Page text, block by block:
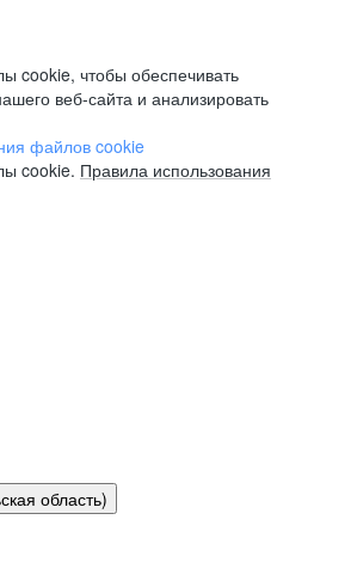
cookie, чтобы обеспечивать
веб-сайта и анализировать
файлов cookie
cookie. Правила использования
область)